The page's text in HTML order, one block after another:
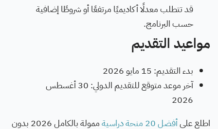
قد تتطلب معدلًا أكاديميًا مرتفعًا أو شروطًا إضافية
حسب البرنامج.
مواعيد التقديم
بدء التقديم: 15 مايو 2026
آخر موعد متوقع للتقديم الدولي: 30 أغسطس
2026
اطلع علىأفضل 20 منحة دراسية
ممولة بالكامل 2026 بدون